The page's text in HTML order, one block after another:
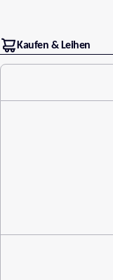
Kaufen & Leihen